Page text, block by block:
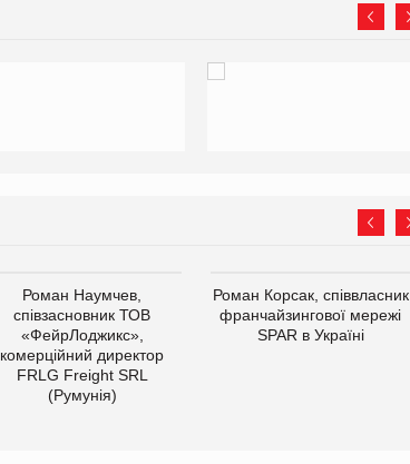
Роман Наумчев,
співзасновник ТОВ
«ФейрЛоджикс»,
комерційний директор
FRLG Freight SRL
(Румунія)
Роман Корсак, співвласник
франчайзингової мережі
SPAR в Україні